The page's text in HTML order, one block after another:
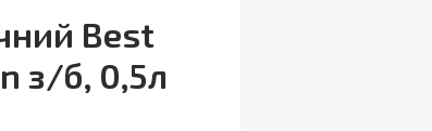
Best
з/б, 0,5л